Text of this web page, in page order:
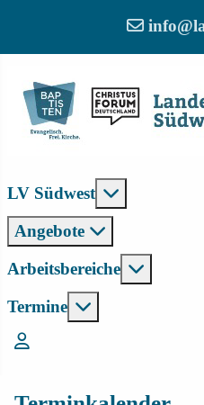
LV Südwest
Angebote
Arbeitsbereiche
Termine